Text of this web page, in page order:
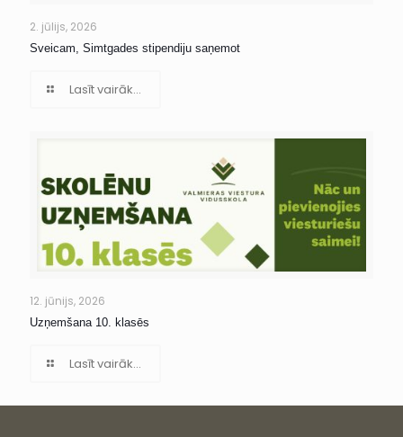
2. jūlijs, 2026
Sveicam, Simtgades stipendiju saņemot
Lasīt vairāk...
12. jūnijs, 2026
Uzņemšana 10. klasēs
Lasīt vairāk...